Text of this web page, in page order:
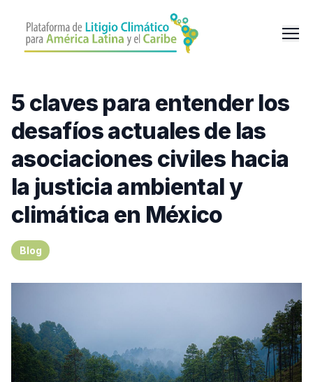
contenido
5 claves para entender los
desafíos actuales de las
asociaciones civiles hacia
la justicia ambiental y
climática en México
Blog